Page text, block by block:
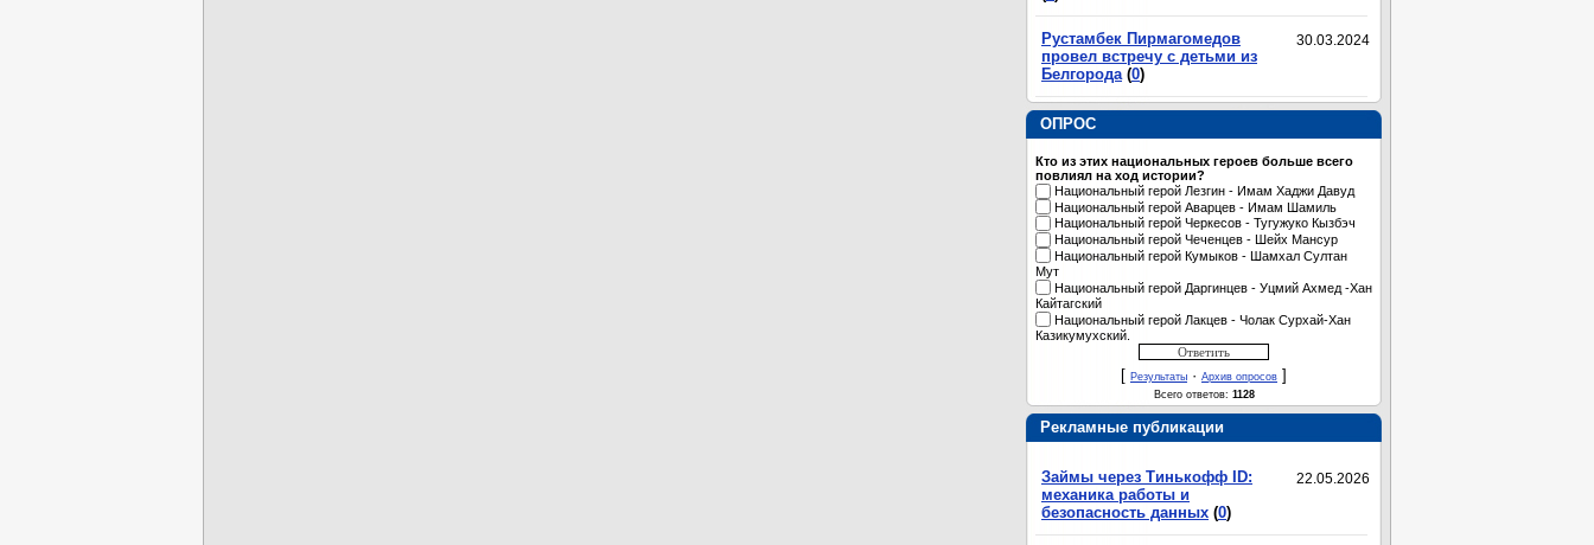
30.03.2024
Рустамбек Пирмагомедов
провел встречу с детьми из
Белгорода (0)
ОПРОС
Кто из этих национальных героев больше всего
повлиял на ход истории?
Национальный герой Лезгин - Имам Хаджи Давуд
Национальный герой Аварцев - Имам Шамиль
Национальный герой Черкесов - Тугужуко Кызбэч
Национальный герой Чеченцев - Шейх Мансур
Национальный герой Кумыков - Шамхал Султан
Мут
Национальный герой Даргинцев - Уцмий Ахмед -Хан
Кайтагский
Национальный герой Лакцев - Чолак Сурхай-Хан
Казикумухский.
[ Результаты · Архив опросов ]
Всего ответов: 1128
Рекламные публикации
22.05.2026
Займы через Тинькофф ID:
механика работы и
безопасность данных (0)